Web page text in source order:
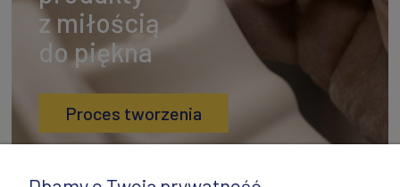
z miłością
do piękna
Proces tworzenia